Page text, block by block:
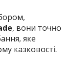
, вони точно
яке
казковості.